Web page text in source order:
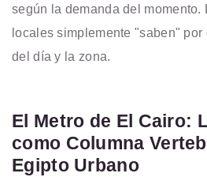
según la demanda del momento.
locales simplemente "saben"
del día y la zona.
El Metro de El Cairo:
como Columna
Egipto Urbano